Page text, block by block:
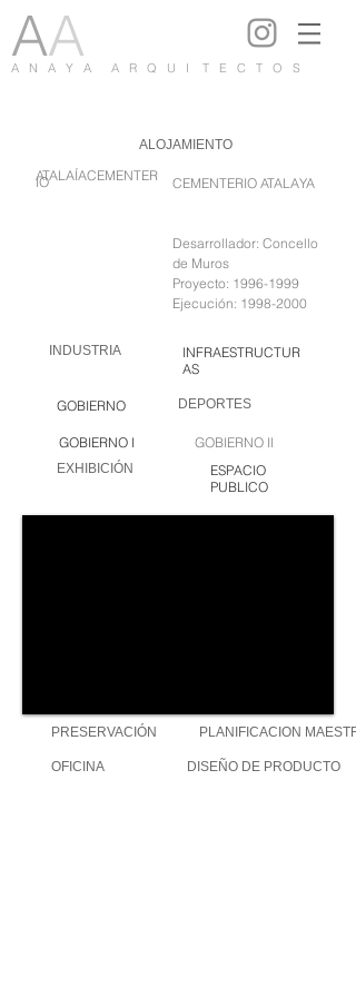
AA
A N A Y A A R Q U I T E C T O S
ALOJAMIENTO
ATALAÍACEMENTER
IO CEMENTERIO ATALAYA
Desarrollador: Concello
de Muros
Proyecto: 1996-1999
Ejecución: 1998-2000
INDUSTRIA
GOBIERNO
GOBIERNO I
EXHIBICIÓN
INFRAESTRUCTUR
AS
DEPORTES
GOBIERNO II
ESPACIO
PUBLICO
PRESERVACIÓN
OFICINA
PLANIFICACION
DISEÑO DE PRODUCTO